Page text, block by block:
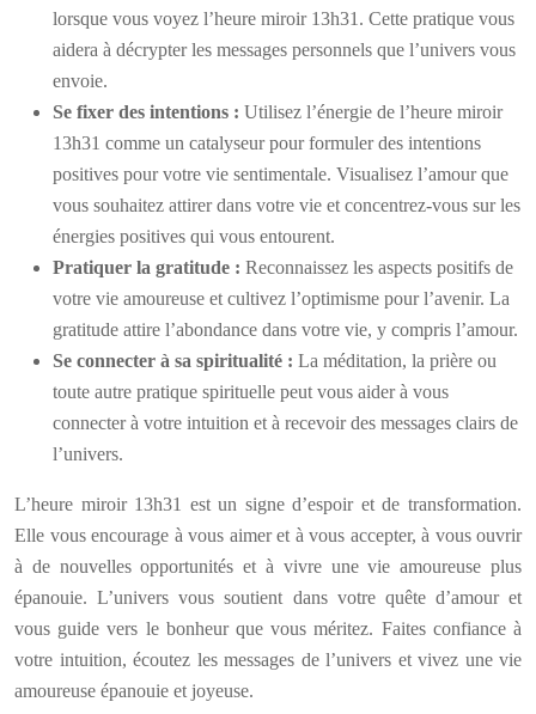
lorsque vous voyez l’heure miroir 13h31. Cette pratique vous
aidera à décrypter les messages personnels que l’univers vous
envoie.
Se fixer des intentions : Utilisez l’énergie de l’heure miroir
13h31 comme un catalyseur pour formuler des intentions
positives pour votre vie sentimentale. Visualisez l’amour que
vous souhaitez attirer dans votre vie et concentrez-vous sur les
énergies positives qui vous entourent.
Pratiquer la gratitude : Reconnaissez les aspects positifs de
votre vie amoureuse et cultivez l’optimisme pour l’avenir. La
gratitude attire l’abondance dans votre vie, y compris l’amour.
Se connecter à sa spiritualité : La méditation, la prière ou
toute autre pratique spirituelle peut vous aider à vous
connecter à votre intuition et à recevoir des messages clairs de
l’univers.
L’heure miroir 13h31 est un signe d’espoir et de transformation.
Elle vous encourage à vous aimer et à vous accepter, à vous ouvrir
à de nouvelles opportunités et à vivre une vie amoureuse plus
épanouie. L’univers vous soutient dans votre quête d’amour et
vous guide vers le bonheur que vous méritez. Faites confiance à
votre intuition, écoutez les messages de l’univers et vivez une vie
amoureuse épanouie et joyeuse.